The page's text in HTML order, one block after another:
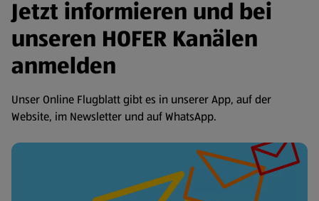
Jetzt informieren und bei
unseren HOFER Kanälen
anmelden
Unser Online Flugblatt gibt es in unserer App, auf der
Website, im Newsletter und auf WhatsApp.